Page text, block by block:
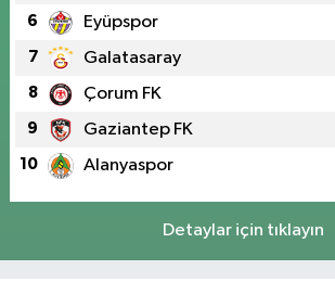
6 Eyüpspor
7 Galatasaray
8 Çorum FK
9 Gaziantep FK
10 Alanyaspor
Detaylar için tıklayın